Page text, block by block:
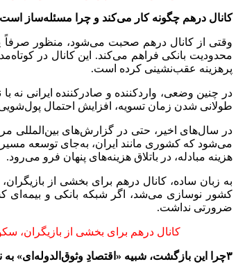
کانال درهم چگونه کار می‌کند و چرا مسئله‌ساز
وقتی از کانال درهم صحبت می‌شود، منظور صرفاً
محدودیت بانکی فراهم می‌کند. این کانال در
پرهزینه عقب‌نشینی کرده است.
در چنین وضعی، واردکننده و صادرکننده ایرانی
طولانی شدن زمان تسویه، افزایش احتمال
در سال‌های اخیر، حتی در گزارش‌های بین‌المللی
می‌شود که کشوری مانند ایران، به‌جای توسعه
هزینه مبادله، در باتلاق هزینه‌های پنهان فرو می‌رود.
به زبان ساده، کانال درهم برای بخشی از
کشور نوسازی می‌شد، اگر شبکه بانکی و بیمه‌ای
ضرورتی نداشت.
کانال درهم برای بخشی از
۳چرا این بازگشت، شبیه «اقتصادِ وثوق‌الدوله‌ای» به نظر می‌رسد؟